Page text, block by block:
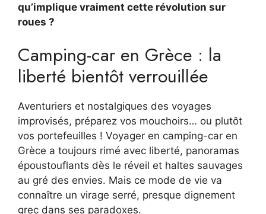
qu’implique vraiment cette révolution sur
roues ?
Camping-car en Grèce : la
liberté bientôt verrouillée
Aventuriers et nostalgiques des voyages
improvisés, préparez vos mouchoirs… ou plutôt
vos portefeuilles ! Voyager en camping-car en
Grèce a toujours rimé avec liberté, panoramas
époustouflants dès le réveil et haltes sauvages
au gré des envies. Mais ce mode de vie va
connaître un virage serré, presque dignement
grec dans ses paradoxes.